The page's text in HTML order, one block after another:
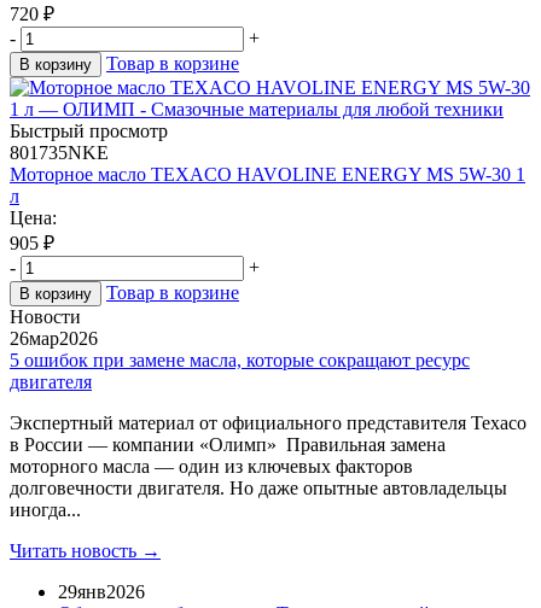
720 ₽
-
+
В корзину Товар в корзине
Быстрый просмотр
801735NKE
Моторное масло TEXACO HAVOLINE ENERGY MS 5W-30 1
л
Цена:
905 ₽
-
+
В корзину
Товар в корзине
Новости
26мар2026
5 ошибок при замене масла, которые сокращают ресурс
двигателя
Экспертный материал от официального представителя Texaco
в России — компании «Олимп» Правильная замена
моторного масла — один из ключевых факторов
долговечности двигателя. Но даже опытные автовладельцы
иногда...
Читать новость →
29янв2026